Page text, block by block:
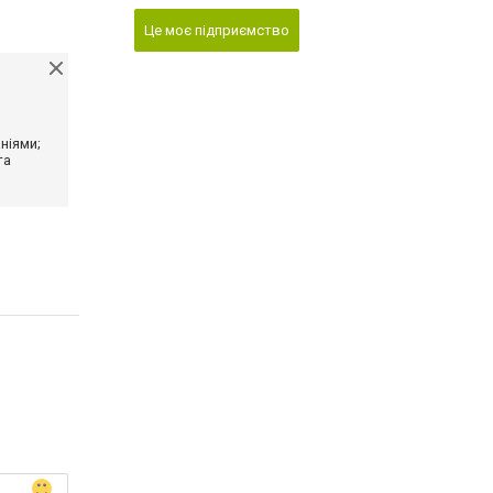
Це моє підприємство